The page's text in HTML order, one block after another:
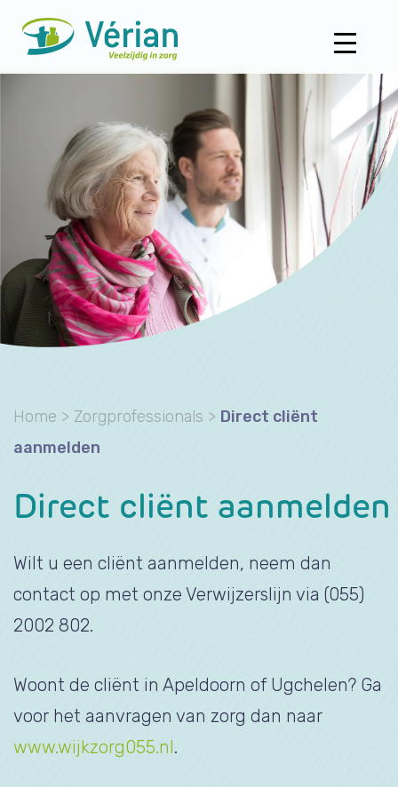
Home > Zorgprofessionals > Direct cliënt
aanmelden
Direct cliënt aanmelden
Wilt u een cliënt aanmelden, neem dan
contact op met onze Verwijzerslijn via (055)
2002 802.
Woont de cliënt in Apeldoorn of Ugchelen? Ga
voor het aanvragen van zorg dan naar
www.wijkzorg055.nl.